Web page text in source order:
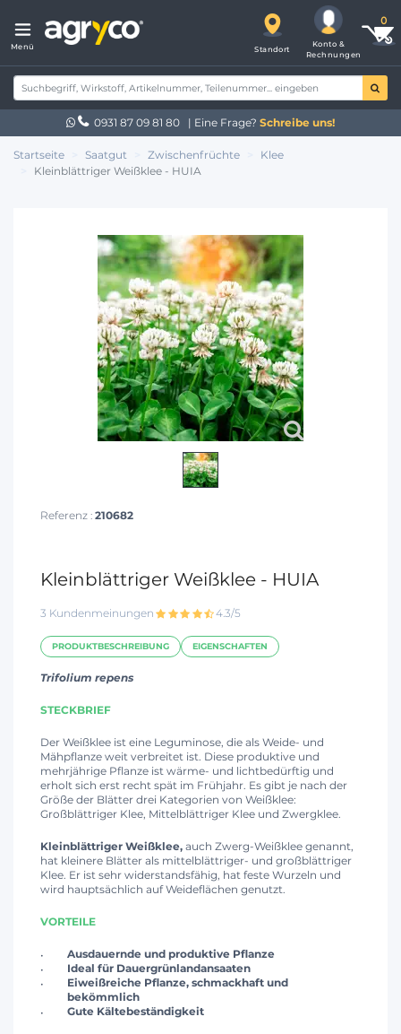
Menü Standort
Konto &
Rechnungen
0931 87 09 81 80 | Eine Frage? Schreibe uns!
Startseite Saatgut Zwischenfrüchte
Klee
Kleinblättriger Weißklee - HUIA
Referenz : 210682
Kleinblättriger Weißklee - HUIA
3 Kundenmeinungen 4.3/5
PRODUKTBESCHREIBUNG EIGENSCHAFTEN
Trifolium repens
STECKBRIEF
Der Weißklee ist eine Leguminose, die als Weide- und
Mähpflanze weit verbreitet ist. Diese produktive und
mehrjährige Pflanze ist wärme- und lichtbedürftig und
erholt sich erst recht spät im Frühjahr. Es gibt je nach der
Größe der Blätter drei Kategorien von Weißklee:
Großblättriger Klee, Mittelblättriger Klee und Zwergklee.
Kleinblättriger Weißklee, auch Zwerg-Weißklee genannt,
hat kleinere Blätter als mittelblättriger- und großblättriger
Klee. Er ist sehr widerstandsfähig, hat feste Wurzeln und
wird hauptsächlich auf Weideflächen genutzt.
VORTEILE
Ausdauernde und produktive Pflanze
Ideal für Dauergrünlandansaaten
Eiweißreiche Pflanze, schmackhaft und
bekömmlich
Gute Kältebeständigkeit